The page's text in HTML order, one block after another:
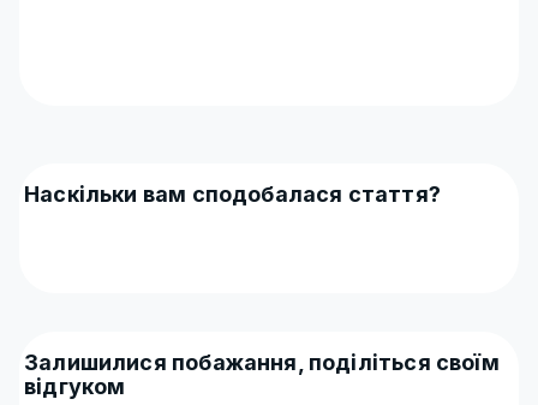
Наскільки вам сподобалася стаття?
Залишилися побажання, поділіться своїм
відгуком